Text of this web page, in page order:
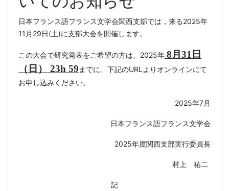
日本フランス語フランス文学会関西支部では，来る2025年
11 月 29日(土)に支部大会を開催します。
この大会で研究発表をご希望の方は、 2025年 8月 31 日
（日）
23h 59 までに、下記のURL よりオンラインにて
お申し込みください。
2025年7月
日本フランス語フランス文学会
2025年度関西支部実行委員長
村上 祐二
記